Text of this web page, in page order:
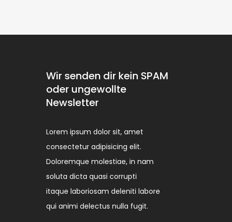
Wir senden dir kein SPAM
oder ungewollte
Newsletter
Lorem ipsum dolor sit, amet
consectetur adipisicing elit.
Doloremque molestiae, in nam
soluta dicta quasi corrupti
itaque laboriosam deleniti labore
qui animi delectus nulla fugit.